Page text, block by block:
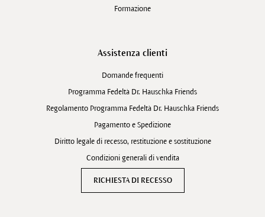
Formazione
Assistenza clienti
Domande frequenti
Programma Fedeltà Dr. Hauschka Friends
Regolamento Programma Fedeltà Dr. Hauschka Friends
Pagamento e Spedizione
Diritto legale di recesso, restituzione e sostituzione
Condizioni generali di vendita
RICHIESTA DI RECESSO